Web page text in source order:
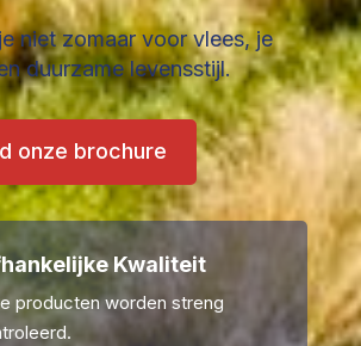
niet zomaar voor vlees, je
duurzame levensstijl.
onze brochure
Kwaliteit
producten worden streng